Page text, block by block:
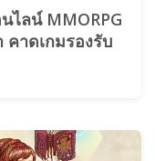
ไลน์ MMORPG
คาดเกมรองรับ